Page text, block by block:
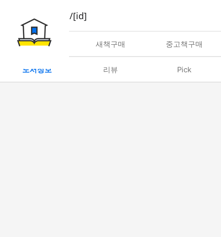
book/rent/[id]
대여 새책구매 중고책구매
도서정보 리뷰 Pick